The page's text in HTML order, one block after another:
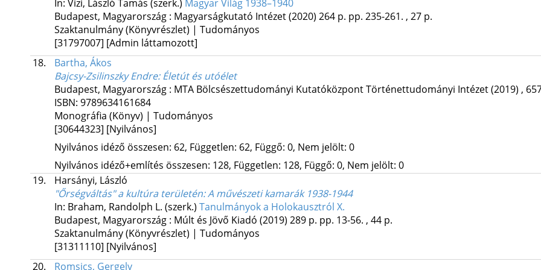
In: Vizi, László Tamás (szerk.) Magyar Világ 1938–1940
Budapest, Magyarország : Magyarságkutató Intézet(2020) 264 p. pp. 235-261. , 27 p.
Szaktanulmány (Könyvrészlet) | Tudományos
[31797007] [Admin láttamozott]
18.
Bartha, Ákos
Bajcsy-Zsilinszky Endre: Életút és utóélet
Budapest, Magyarország : MTA Bölcsészettudományi Kutatóközpont Történettudományi Intézet(2019) ,
ISBN: 9789634161684
Monográfia (Könyv) | Tudományos
[30644323] [Nyilvános]
Nyilvános idéző összesen: 62, Független: 62, Függő: 0, Nem jelölt: 0
Nyilvános idéző+említés összesen: 128, Független: 128, Függő: 0, Nem jelölt: 0
19.
Harsányi, László
"Őrségváltás" a kultúra területén: A művészeti kamarák 1938-1944
In: Braham, Randolph L. (szerk.) Tanulmányok a Holokausztról X.
Budapest, Magyarország : Múlt és Jövő Kiadó (2019) 289 p. pp. 13-56. , 44 p.
Szaktanulmány (Könyvrészlet) | Tudományos
[31311110] [Nyilvános]
20.
Romsics, Gergely